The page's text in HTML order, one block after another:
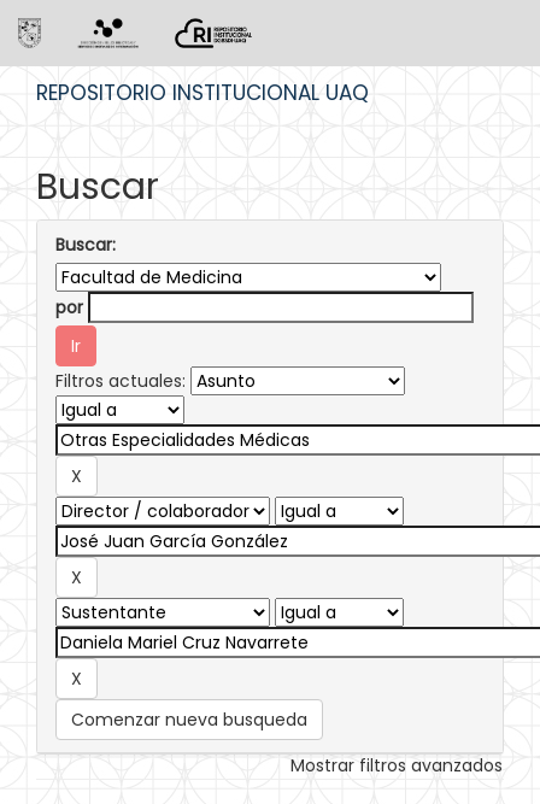
REPOSITORIO INSTITUCIONAL UAQ
Buscar
Buscar:
por
Filtros actuales:
Comenzar nueva busqueda
Mostrar filtros avanzados